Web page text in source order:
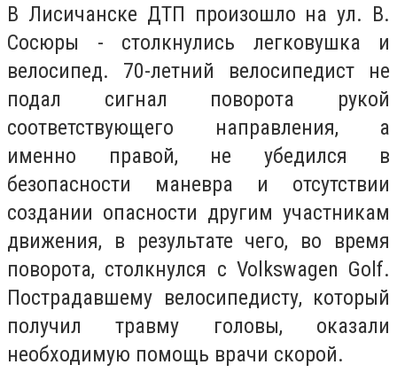
В Лисичанске ДТП произошло на ул. В.
Сосюры - столкнулись легковушка и
велосипед. 70-летний велосипедист не
подал сигнал поворота рукой
соответствующего направления, а
именно правой, не убедился в
безопасности маневра и отсутствии
создании опасности другим участникам
движения, в результате чего, во время
поворота, столкнулся с Volkswagen Golf.
Пострадавшему велосипедисту, который
получил травму головы, оказали
необходимую помощь врачи скорой.